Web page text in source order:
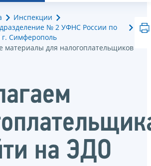
Инспекции
№ 2 УФНС России по
Симферополь
для налогоплательщиков
на ЭДО